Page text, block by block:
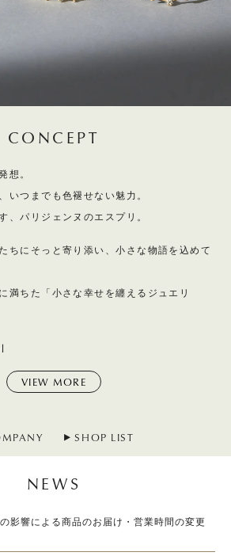
CONCEPT
想。
いつまでも色褪せない魅力。
、パリジェンヌのエスプリ。
ちにそっと寄り添い、小さな物語を込めて
満ちた「小さな幸せを纏えるジュエリ
VIEW MORE
SHOP LIST
NEWS
影響による商品のお届け・営業時間の変更